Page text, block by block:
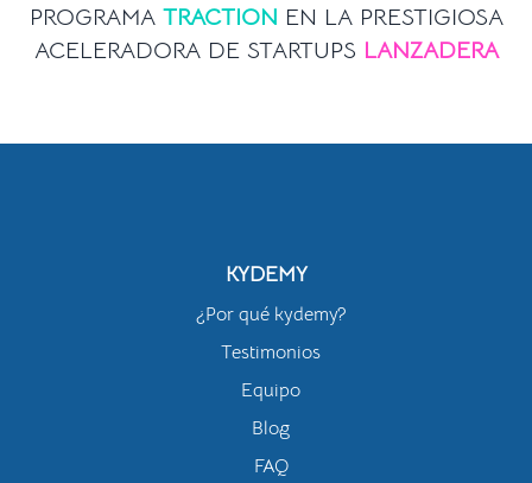
PROGRAMA TRACTION EN LA PRESTIGIOSA
ACELERADORA DE STARTUPS LANZADERA
KYDEMY
¿Por qué kydemy?
Testimonios
Equipo
Blog
FAQ